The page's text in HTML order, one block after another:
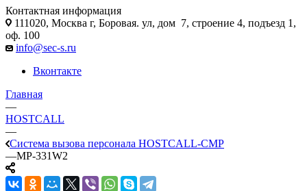
Контактная информация
111020, Москва г, Боровая. ул, дом 7, строение 4, подъезд 1,
оф. 100
info@sec-s.ru
Вконтакте
Главная
—
HOSTCALL
—
Cистема вызова персонала HOSTCALL-CMP
—MP-331W2